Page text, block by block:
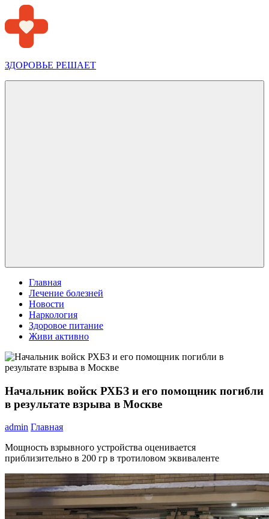
Перейти
к
содержимому
ЗДОРОВЬЕ РЕШАЕТ
Главная
Лечение болезней
Новости
Наркология
Здоровое питание
Живи активно
Начальник войск РХБЗ и его помощник погибли
в результате взрыва в Москве
admin Главная
Мощность взрывного устройства оценивается
приблизительно в 200 гр в тротиловом эквиваленте